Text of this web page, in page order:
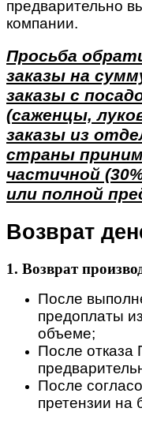
предварительно
компании.
Просьба
заказы на
заказы с
(саженцы,
заказы из
страны
частичной
или полной
Возврат
1. Возврат
После
предоплаты
объеме;
После отказа
После
претензии на